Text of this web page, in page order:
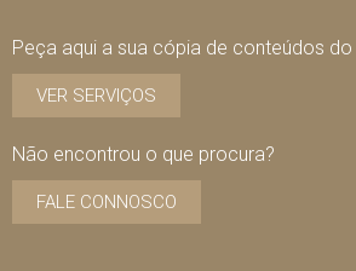
Peça aqui a sua cópia de conteúdos do
VER SERVIÇOS
Não encontrou o que procura?
FALE CONNOSCO